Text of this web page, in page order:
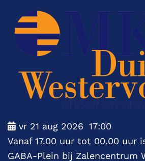
vr 21 aug 2026 17:00
Vanaf 17.00 uur tot 00.00 uur
GABA-Plein bij Zalencentrum